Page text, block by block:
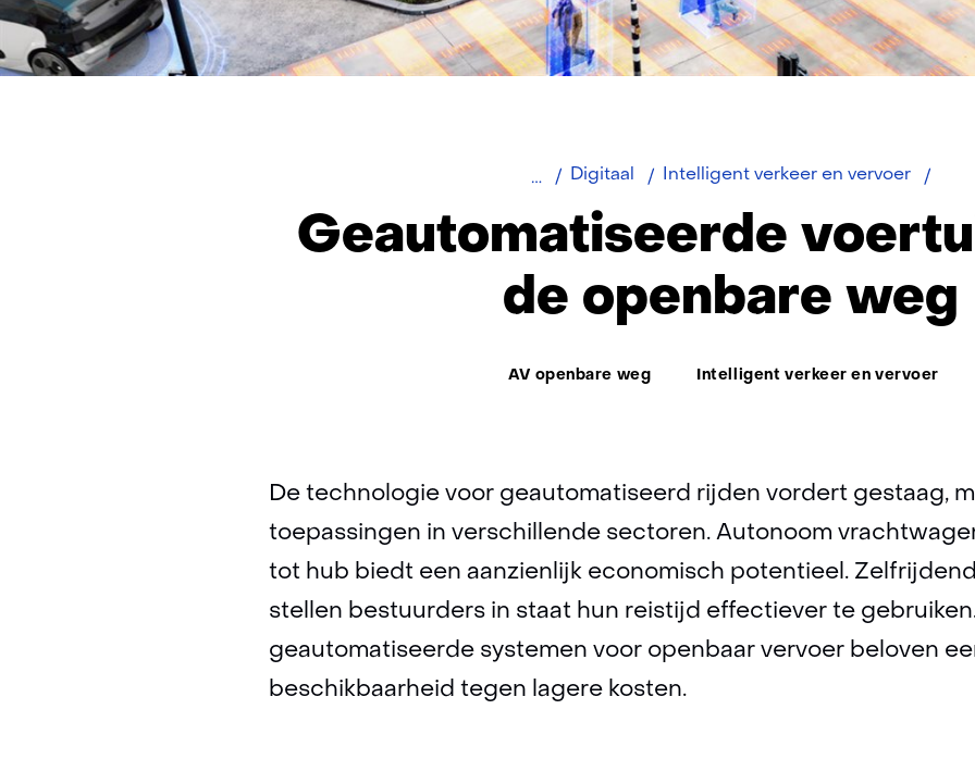
Digitaal Intelligent verkeer en vervoer
Geautomatiseerde
de openbare weg
Thema:
AV openbare weg Intelligent verkeer en vervoer
De technologie voor geautomatiseerd rijden vordert gestaag,
toepassingen in verschillende sectoren. Autonoom
tot hub biedt een aanzienlijk economisch potentieel.
stellen bestuurders in staat hun reistijd effectiever te
geautomatiseerde systemen voor openbaar vervoer beloven
beschikbaarheid tegen lagere kosten.